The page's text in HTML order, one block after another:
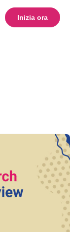
Inizia ora